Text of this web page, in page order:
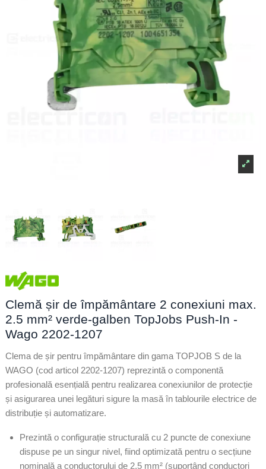
Clemă șir de împământare 2 conexiuni max.
2.5 mm² verde-galben TopJobs Push-In -
Wago 2202-1207
Clema de șir pentru împământare din gama TOPJOB S de la
WAGO (cod articol 2202-1207) reprezintă o componentă
profesională esențială pentru realizarea conexiunilor de protecție
și asigurarea unei legături sigure la masă în tablourile electrice de
distribuție și automatizare.
Prezintă o configurație structurală cu 2 puncte de conexiune
dispuse pe un singur nivel, fiind optimizată pentru o secțiune
nominală a conductorului de 2,5 mm² (suportând conductori